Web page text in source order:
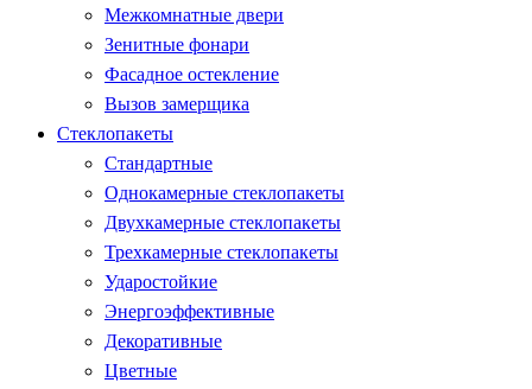
Межкомнатные двери
Зенитные фонари
Фасадное остекление
Вызов замерщика
Стеклопакеты
Стандартные
Однокамерные стеклопакеты
Двухкамерные стеклопакеты
Трехкамерные стеклопакеты
Ударостойкие
Энергоэффективные
Декоративные
Цветные